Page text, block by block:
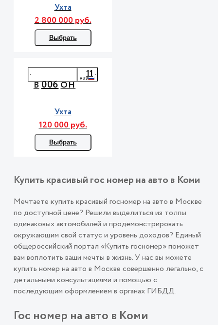
Ухта
2 800 000 руб.
Выбрать
В006ОН
11
Ухта
120 000 руб.
Выбрать
Купить красивый гос номер на авто в Коми
Мечтаете купить красивый госномер на авто в Москве
по доступной цене? Решили выделиться из толпы
одинаковых автомобилей и продемонстрировать
окружающим свой статус и уровень доходов? Единый
общероссийский портал «Купить госномер» поможет
вам воплотить ваши мечты в жизнь. У нас вы можете
купить номер на авто в Москве совершенно легально, с
детальными консультациями и помощью с
последующим оформлением в органах ГИБДД.
Гос номер на авто в Коми